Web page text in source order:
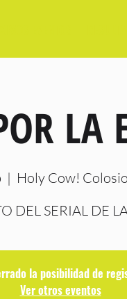
LA
  |
Holy Cow!
DEL SERIAL DE
la posibilidad de
Ver otros eventos